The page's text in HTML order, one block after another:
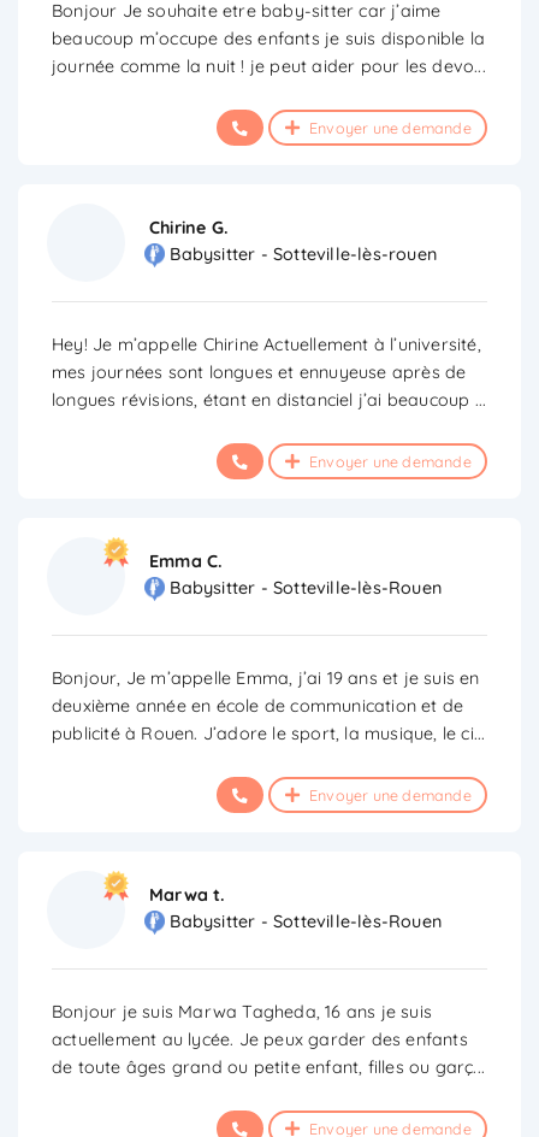
Bonjour Je souhaite etre baby-sitter car j’aime
beaucoup m’occupe des enfants je suis disponible la
journée comme la nuit ! je peut aider pour les devo...
Envoyer une demande
Chirine G.
Babysitter - Sotteville-lès-rouen
Hey! Je m’appelle Chirine Actuellement à l’université,
mes journées sont longues et ennuyeuse après de
longues révisions, étant en distanciel j’ai beaucoup ...
Envoyer une demande
Emma C.
Babysitter - Sotteville-lès-Rouen
Bonjour, Je m’appelle Emma, j’ai 19 ans et je suis en
deuxième année en école de communication et de
publicité à Rouen. J’adore le sport, la musique, le ci...
Envoyer une demande
Marwa t.
Babysitter - Sotteville-lès-Rouen
Bonjour je suis Marwa Tagheda, 16 ans je suis
actuellement au lycée. Je peux garder des enfants
de toute âges grand ou petite enfant, filles ou garç...
Envoyer une demande